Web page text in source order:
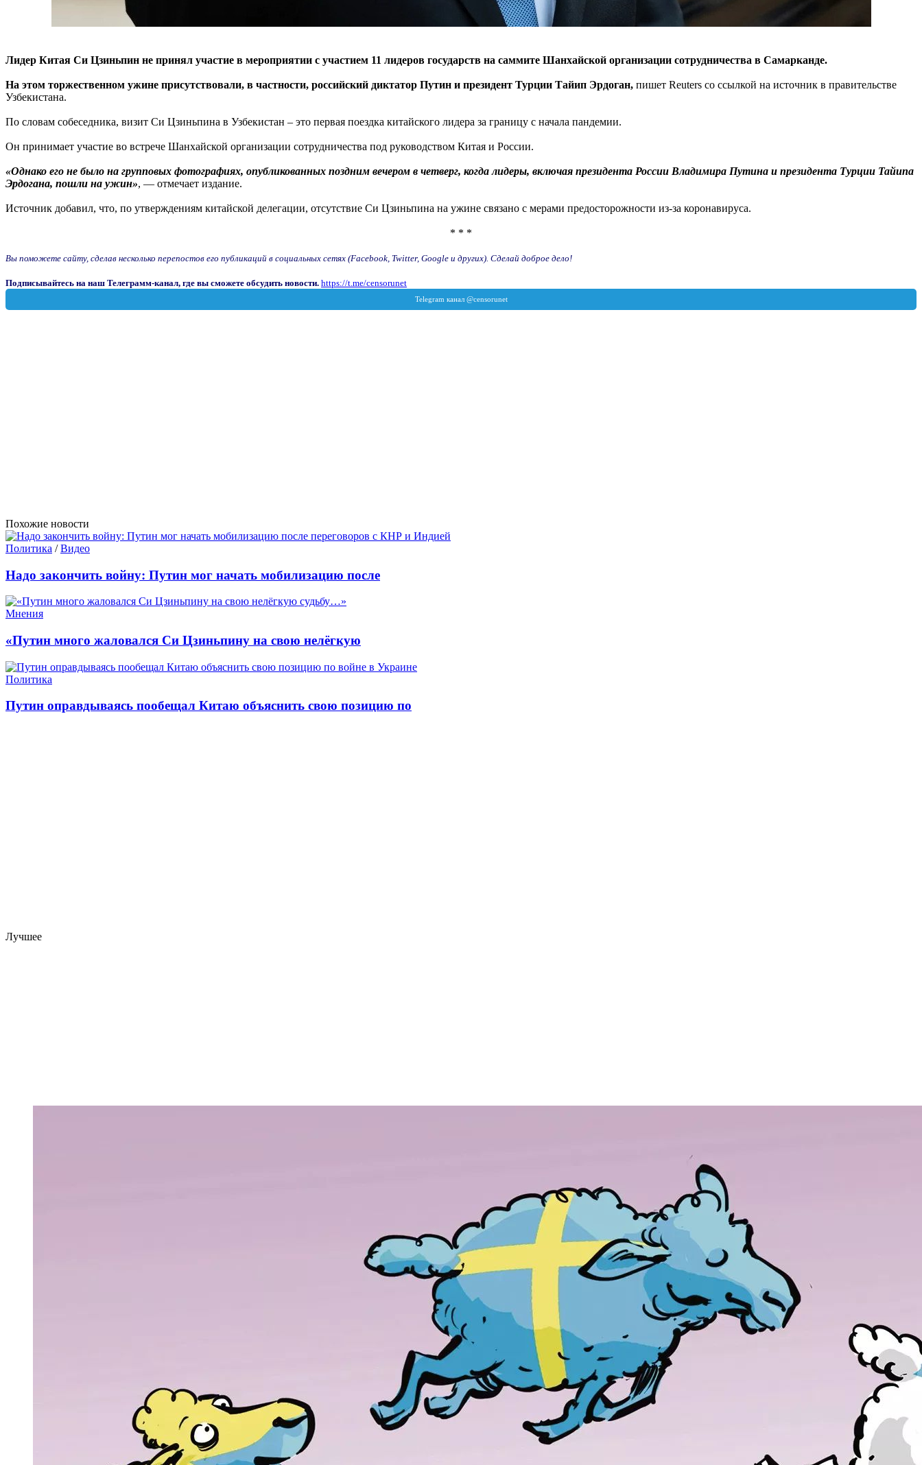
Лидер Китая Си Цзиньпин не принял участие в мероприятии с участием 11 лидеров государств на саммите Шанхайской организации сотрудничества в Самарканде.
На этом торжественном ужине присутствовали, в частности, российский диктатор Путин и президент Турции Тайип Эрдоган, пишет Reuters со ссылкой на источник в правительстве
Узбекистана.
По словам собеседника, визит Си Цзиньпина в Узбекистан – это первая поездка китайского лидера за границу с начала пандемии.
Он принимает участие во встрече Шанхайской организации сотрудничества под руководством Китая и России.
«Однако его не было на групповых фотографиях, опубликованных поздним вечером в четверг, когда лидеры, включая президента России Владимира Путина и президента Турции Тайипа
Эрдогана, пошли на ужин», — отмечает издание.
Источник добавил, что, по утверждениям китайской делегации, отсутствие Си Цзиньпина на ужине связано с мерами предосторожности из-за коронавируса.
* * *
Вы поможете сайту, сделав несколько перепостов его публикаций в социальных сетях (Facebook, Twitter, Google и других). Сделай доброе дело!
Подписывайтесь на наш Телеграмм-канал, где вы сможете обсудить новости. https://t.me/censorunet
Похожие новости
Политика /Видео
Надо закончить войну: Путин мог начать мобилизацию после
Мнения
«Путин много жаловался Си Цзиньпину на свою нелёгкую
Политика
Путин оправдываясь пообещал Китаю объяснить свою позицию по
Лучшее